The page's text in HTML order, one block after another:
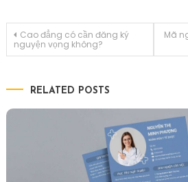
Điều
bài
Cao đẳng có cần đăng ký
nguyện vọng không?
Mã
RELATED POSTS